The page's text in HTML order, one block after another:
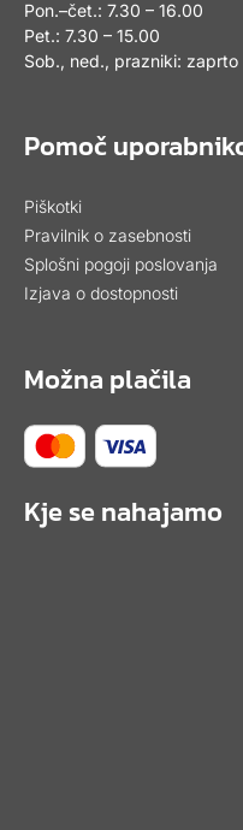
Pon.–čet.: 7.30 – 16.00
Pet.: 7.30 – 15.00
Sob., ned., prazniki: zaprto
Pomoč
Piškotki
Pravilnik o zasebnosti
Splošni pogoji poslovanja
Izjava o dostopnosti
Možna plačila
Kje se nahajamo